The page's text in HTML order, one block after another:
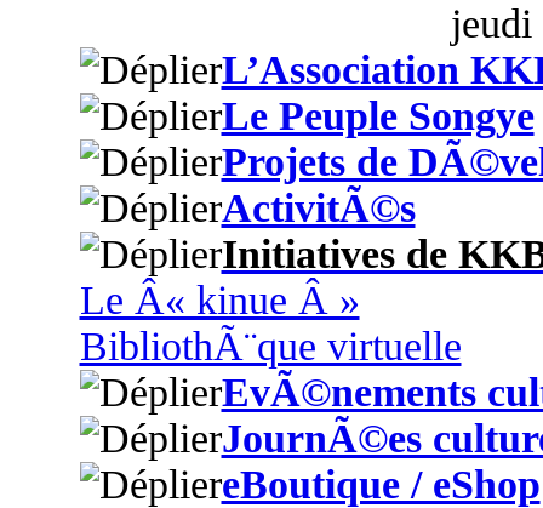
jeudi
L’Association
Le Peuple Songye
Projets de
ActivitÃ©s
Initiatives de
Le Â« kinue Â »
BibliothÃ¨que virtuelle
EvÃ©nements
JournÃ©es
eBoutique / eShop